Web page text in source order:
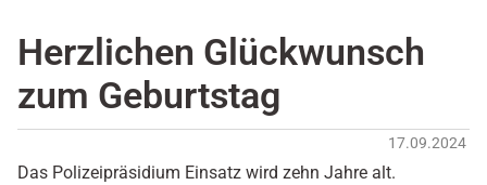
Herzlichen Glückwunsch
zum Geburtstag
17.09.2024
Das Polizeipräsidium Einsatz wird zehn Jahre alt.